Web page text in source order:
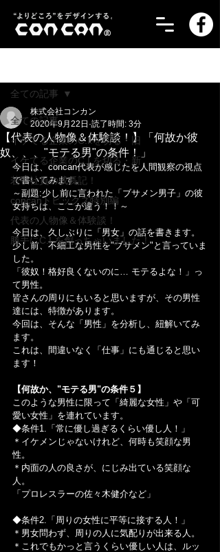
全ての記事
イケてる企業のC.I.を切る・旧
イケてる企業のC.I.を切る・新
若手社員の成長記！
concanトピックス特別編
代表の人物像＆体験談！
勝手にC.I.を創っちゃいました！
全ての記事
【代表の人物像＆体験談！】「何故か彼
奴、、、"モテる男"の条件！」
株式会社コンカン
2020年9月22日 読了時間: 3分
今日は、concan代表が感じたを人間観察の視点
で書いてみます。
～副題:少し前に言われた「ブサメン男子」の彼
女持ちは、ここが違う！！～
今日は、久しぶりに「男女」の話を書きます。
少し前、不細工な男性を"ブサメン"と言っていま
した。
「彼奴！格好良くないのに… モテるよな！」っ
て男性。
皆さんの周りにもいると思いますが、その男性
達には、特徴があります。
今回は、そんな「男性」を分析し、紐解いてみ
ます。
これは、間違いなく「仕事」にも通じると思い
ます！
【何故か、"モテる男"の条件５】
このような男性に限って「綺麗な女性」や「可
愛い女性」を連れています。
◆条件1.「常に優し過ぎるくらい優し人！」
＊イケメンじゃないけれど、何時も笑顔な男
性。
＊内面の人の良さが、にじみ出ている笑顔な
人。
「プロレスラーの佐々木健介など」
◆条件2.「周りの女性に平等に接する人！」
＊男女問わず、周りの人に気配りが出来る人。
＊これでもかっと言うくらい優しい人は、ルッ